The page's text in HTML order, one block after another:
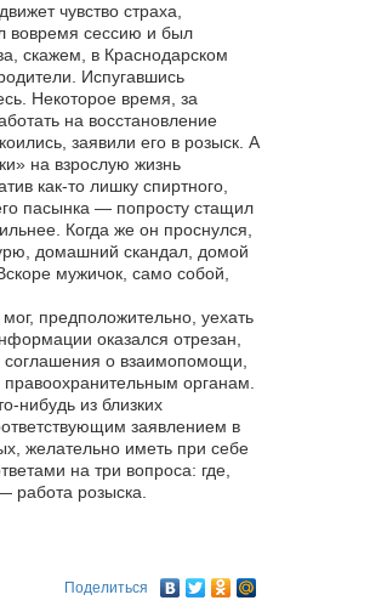
чувство страха,
вовремя сессию и был
скажем, в Краснодарском
Испугавшись
Некоторое время, за
на восстановление
заявили его в розыск. А
на взрослую жизнь
как-то лишку спиртного,
пасынка — попросту стащил
Когда же он проснулся,
домашний скандал, домой
мужичок, само собой,
предположительно, уехать
оказался отрезан,
соглашения о взаимопомощи,
органам.
нибудь из близких
заявлением в
желательно иметь при себе
на три вопроса: где,
работа розыска.
Поделиться